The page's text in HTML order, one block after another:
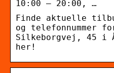
10:00 – 20:00, …
Finde aktuelle
og telefonnummer
Silkeborgvej, 45 i
her!